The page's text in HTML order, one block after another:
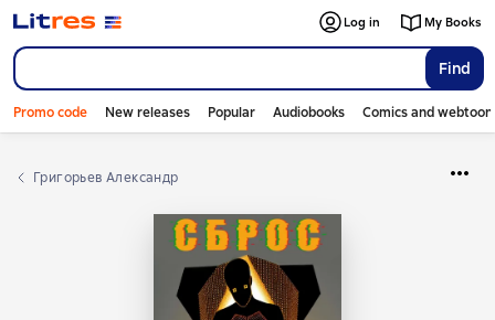
Find
Log in My Books
Promo code New releases Popular Audiobooks Comics and
Григорьев Александр